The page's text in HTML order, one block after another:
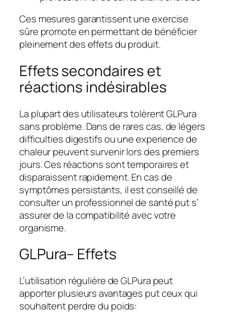
Ces mesures garantissent une exercise
sûre promote en permettant de bénéficier
pleinement des effets du produit.
Effets secondaires et
réactions indésirables
La plupart des utilisateurs tolèrent GLPura
sans problème. Dans de rares cas, de légers
difficulties digestifs ou une experience de
chaleur peuvent survenir lors des premiers
jours. Ces réactions sont temporaires et
disparaissent rapidement. En cas de
symptômes persistants, il est conseillé de
consulter un professionnel de santé put s’
assurer de la compatibilité avec votre
organisme.
GLPura– Effets
L’utilisation régulière de GLPura peut
apporter plusieurs avantages put ceux qui
souhaitent perdre du poids: